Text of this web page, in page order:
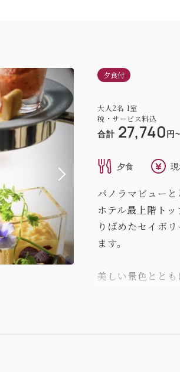
夕食付
大人2名 1室
税・サービス料込
合計 27,740 円~
夕食
パノラマビューと
ホテル最上階ト
りばめたセイボ
ます。
美しい景色とと